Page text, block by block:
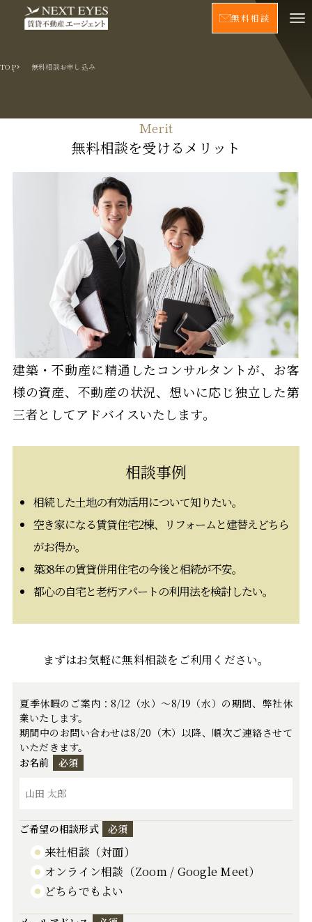
無料相談
TOP 無料相談お申し込み
無料相談を受けるメリット
建築・不動産に精通したコンサルタントが、 お客
様の資産、不動産の状況、想いに応じ独立した第
三者としてアドバイスいたします。
相談事例
相続した土地の有効活用について知りたい。
空き家になる賃貸住宅2棟、リフォームと建替えどちら
がお得か。
築38年の賃貸併用住宅の今後と相続が不安。
都心の自宅と老朽アパートの利用法を検討したい。
まずはお気軽に無料相談をご利用ください。
夏季休暇のご案内：8/12（水）～8/19（水）の期間、弊社休
業いたします。
期間中のお問い合わせは8/20（木）以降、順次ご連絡させて
いただきます。
お名前
必須
ご希望の相談形式 必須
来社相談（対面）
オンライン相談（Zoom / Google Meet）
どちらでもよい